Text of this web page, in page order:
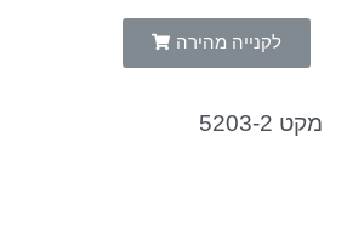
לקנייה מהירה
מקט 5203-2